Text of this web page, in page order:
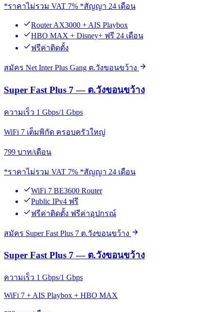
*ราคาไม่รวม VAT 7% *สัญญา 24 เดือน
Router AX3000 + AIS Playbox
HBO MAX + Disney+ ฟรี 24 เดือน
ฟรีค่าติดตั้ง
สมัคร Net Inter Plus Gang ต.วังขอนขว้าง
Super Fast Plus 7 — ต.วังขอนขว้าง
ความเร็ว 1 Gbps/1 Gbps
WiFi 7 เต็มพิกัด ครอบครัวใหญ่
799 บาท/เดือน
*ราคาไม่รวม VAT 7% *สัญญา 24 เดือน
WiFi 7 BE3600 Router
Public IPv4 ฟรี
ฟรีค่าติดตั้ง ฟรีค่าอุปกรณ์
สมัคร Super Fast Plus 7 ต.วังขอนขว้าง
Super Fast Plus 7 — ต.วังขอนขว้าง
ความเร็ว 1 Gbps/1 Gbps
WiFi 7 + AIS Playbox + HBO MAX